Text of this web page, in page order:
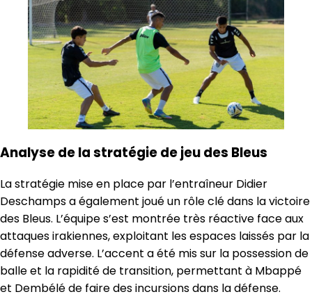
Analyse de la stratégie de jeu des Bleus
La stratégie mise en place par l’entraîneur Didier
Deschamps a également joué un rôle clé dans la victoire
des Bleus. L’équipe s’est montrée très réactive face aux
attaques irakiennes, exploitant les espaces laissés par la
défense adverse. L’accent a été mis sur la possession de
balle et la rapidité de transition, permettant à Mbappé
et Dembélé de faire des incursions dans la défense.